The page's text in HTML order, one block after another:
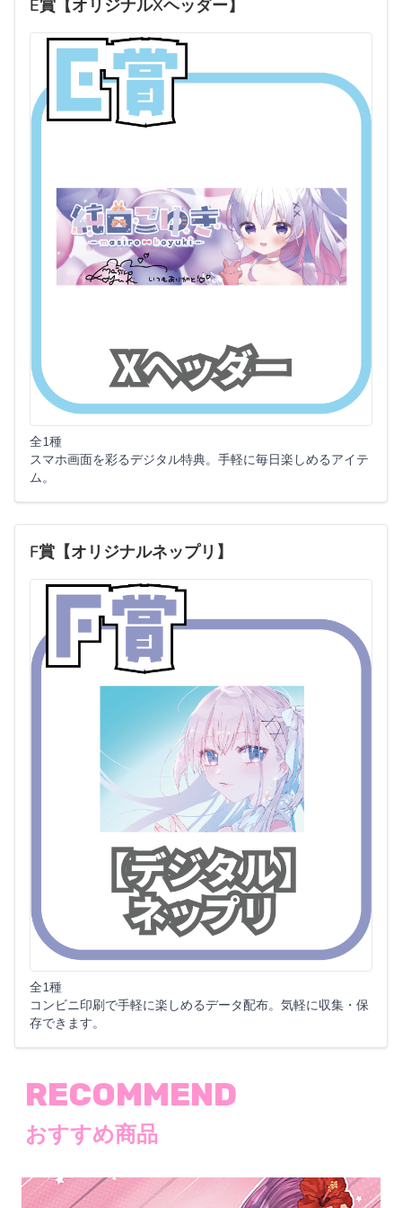
E賞【オリジナルXヘッダー】
全1種
スマホ画面を彩るデジタル特典。手軽に毎日楽しめるアイテ
ム。
F賞【オリジナルネップリ】
全1種
コンビニ印刷で手軽に楽しめるデータ配布。気軽に収集・保
存できます。
RECOMMEND
おすすめ商品